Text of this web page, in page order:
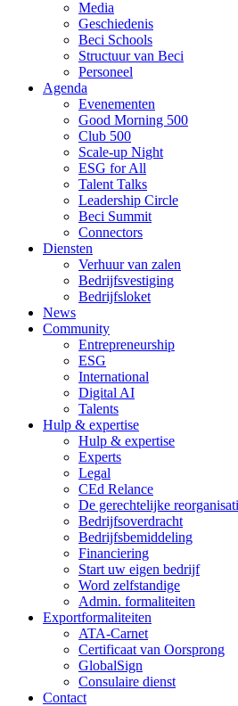
Media
Geschiedenis
Beci Schools
Structuur van Beci
Personeel
Agenda
Evenementen
Good Morning 500
Club 500
Scale-up Night
ESG for All
Talent Talks
Leadership Circle
Beci Summit
Connectors
Diensten
Verhuur van zalen
Bedrijfsvestiging
Bedrijfsloket
News
Community
Entrepreneurship
ESG
International
Digital AI
Talents
Hulp & expertise
Hulp & expertise
Experts
Legal
CEd Relance
De gerechtelijke
Bedrijfsoverdracht
Bedrijfsbemiddeling
Financiering
Start uw eigen bedrijf
Word zelfstandige
Admin. formaliteiten
Exportformaliteiten
ATA-Carnet
Certificaat van Oorsprong
GlobalSign
Consulaire dienst
Contact